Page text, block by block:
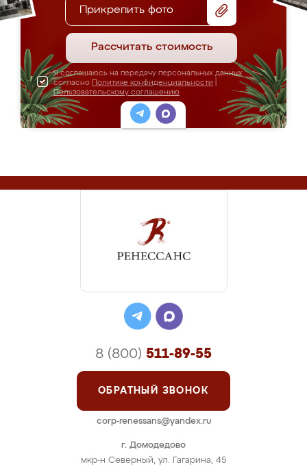
Прикрепить фото
Рассчитать стоимость
Я соглашаюсь на передачу персональных данных
согласно Политике конфиденциальности
Пользовательскому соглашению
г. Домодедово
мкр-н Северный, ул. Гагарина, 45
8 (800) 511-89-55
ОБРАТНЫЙ ЗВОНОК
corp-renessans@yandex.ru